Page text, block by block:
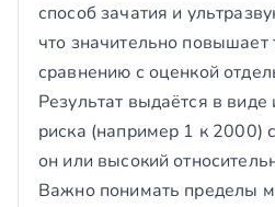
способ зачатия и
что значительно повышает
сравнению с оценкой
Результат выдаётся в
риска (например 1 к 2000)
он или высокий
Важно понимать пределы